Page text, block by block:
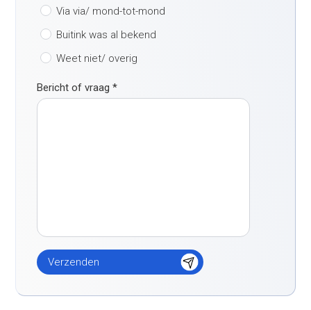
Via via/ mond-tot-mond
Buitink was al bekend
Weet niet/ overig
Bericht of vraag*